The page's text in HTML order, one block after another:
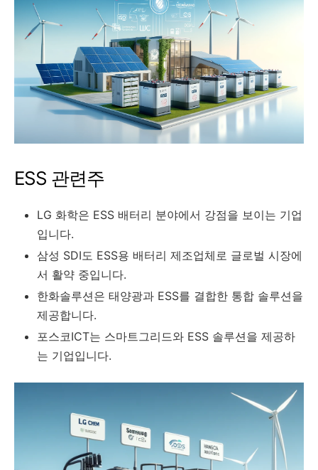
ESS 관련주
LG 화학은 ESS 배터리 분야에서 강점을 보이는 기업
입니다.
삼성 SDI도 ESS용 배터리 제조업체로 글로벌 시장에
서 활약 중입니다.
한화솔루션은 태양광과 ESS를 결합한 통합 솔루션을
제공합니다.
포스코ICT는 스마트그리드와 ESS 솔루션을 제공하
는 기업입니다.